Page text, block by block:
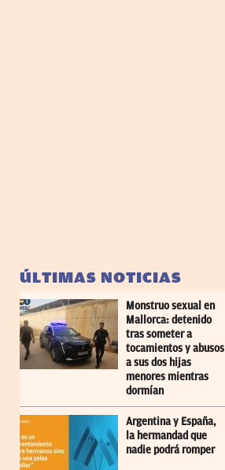
ÚLTIMAS NOTICIAS
Monstruo sexual en
Mallorca: detenido
tras someter a
tocamientos y abusos
a sus dos hijas
menores mientras
dormían
Argentina y España,
la hermandad que
nadie podrá romper